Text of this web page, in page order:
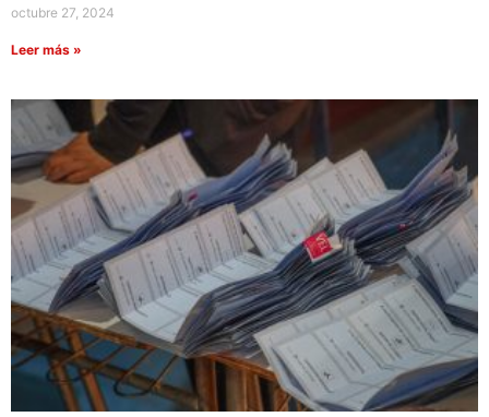
octubre 27, 2024
Leer más »